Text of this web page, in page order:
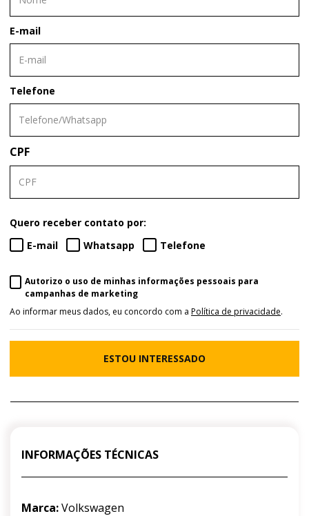
E-mail
Telefone
CPF
Quero receber contato por:
E-mail
Whatsapp Telefone
Autorizo o uso de minhas informações pessoais para
campanhas de marketing
Ao informar meus dados, eu concordo com a Política de privacidade.
ESTOU INTERESSADO
INFORMAÇÕES TÉCNICAS
Marca:Volkswagen